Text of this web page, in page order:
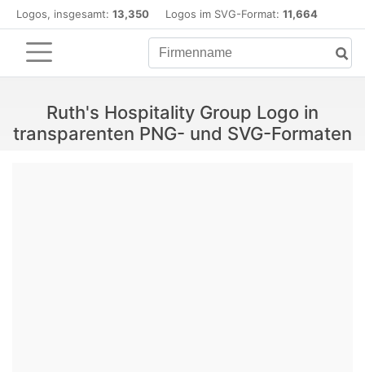
Logos, insgesamt: 13,350 Logos im SVG-Format: 11,664
Ruth's Hospitality Group Logo in
transparenten PNG- und SVG-Formaten